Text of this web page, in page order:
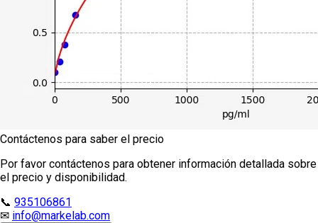
Contáctenos para saber el precio
Por favor contáctenos para obtener información detallada sobre
el precio y disponibilidad.
📞 935106861
✉ info@markelab.com